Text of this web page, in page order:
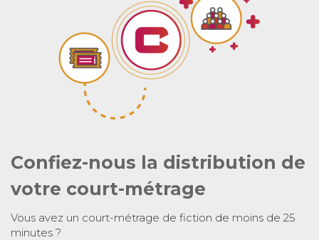
Confiez-nous la distribution de
votre court-métrage
Vous avez un court-métrage de fiction de moins de 25
minutes ?